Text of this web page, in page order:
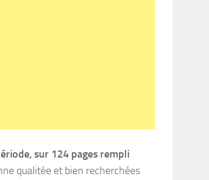
sur 124 pages rempli
qualitée et bien recherchées